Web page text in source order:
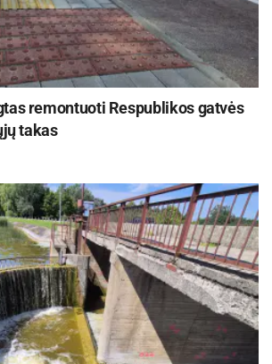
remontuoti Respublikos gatvės
takas